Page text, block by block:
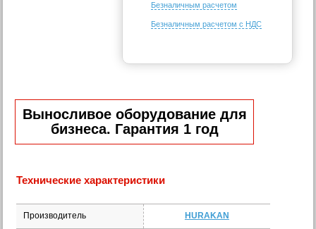
Безналичным расчетом
Безналичным расчетом с НДС
Выносливое оборудование для
бизнеса. Гарантия 1 год
Технические характеристики
Производитель HURAKAN